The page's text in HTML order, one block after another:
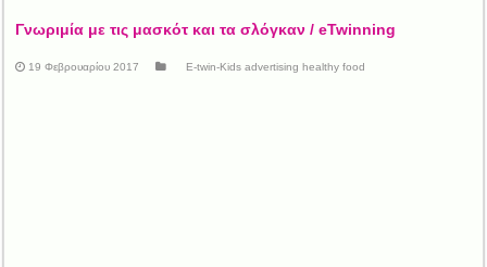
Γνωριμία με τις μασκότ και τα σλόγκαν / eTwinning
19 Φεβρουαρίου 2017 E-twin-Kids advertising healthy food